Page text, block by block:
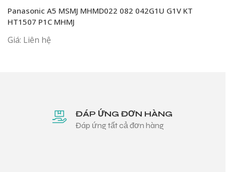
Panasonic A5 MSMJ MHMD022 082 042G1U G1V KT
HT1507 P1C MHMJ
Giá: Liên hệ
ĐÁP ỨNG ĐƠN HÀNG
Đáp ứng tất cả đơn hàng